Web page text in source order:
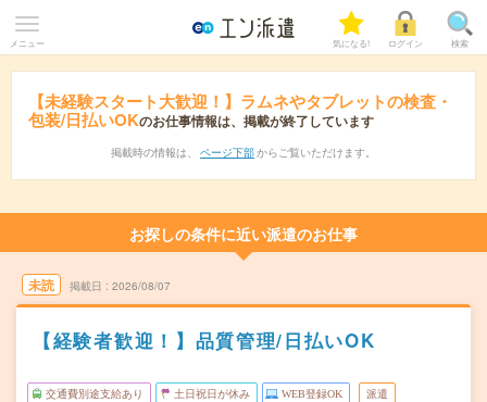
メニュー 気になる! ログイン 検索
【未経験スタート大歓迎！】ラムネやタブレットの検査・
包装/日払いOKのお仕事情報は、掲載が終了しています
掲載時の情報は、 ページ下部 からご覧いただけます。
お探しの条件に近い派遣のお仕事
未読 掲載日 2026/08/07
【経験者歓迎！】品質管理/日払いOK
交通費別途支給あり 土日祝日が休み WEB登録OK 派遣